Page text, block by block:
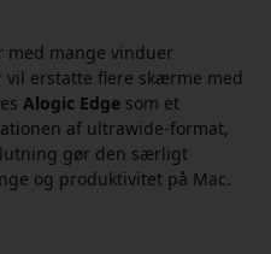
med mange vinduer
erstatte flere skærme med
Alogic Edge som et
af ultrawide-format,
gør den særligt
og produktivitet på Mac.